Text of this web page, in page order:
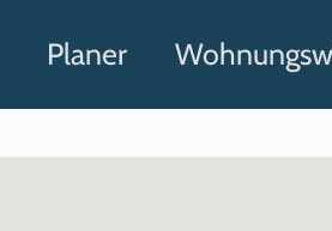
Planer